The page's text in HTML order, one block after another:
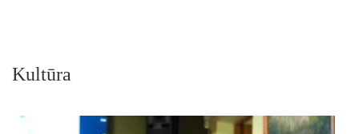
Kultūra